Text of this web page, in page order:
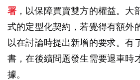
署 ，以保障買賣雙方的權益。大
式的定型化契約，若覺得有額外
以在討論時提出新增的要求。有
書，在後續問題發生需要退車時
據。